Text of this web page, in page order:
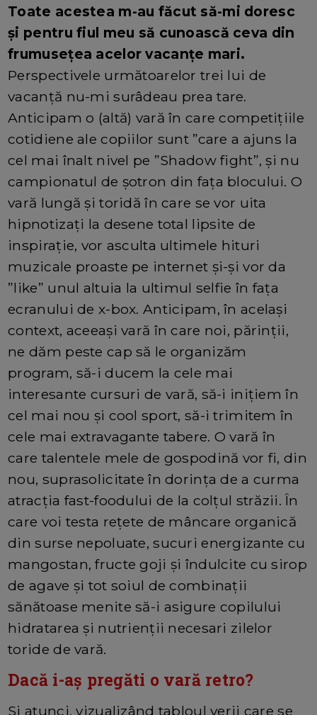
Toate acestea m-au făcut să-mi doresc
și pentru fiul meu să cunoască ceva din
frumusețea acelor vacanțe mari.
Perspectivele următoarelor trei lui de
vacanță nu-mi surâdeau prea tare.
Anticipam o (altă) vară în care competițiile
cotidiene ale copiilor sunt ”care a ajuns la
cel mai înalt nivel pe ”Shadow fight”, și nu
campionatul de șotron din fața blocului. O
vară lungă și toridă în care se vor uita
hipnotizați la desene total lipsite de
inspirație, vor asculta ultimele hituri
muzicale proaste pe internet și-și vor da
”like” unul altuia la ultimul selfie în fața
ecranului de x-box. Anticipam, în același
context, aceeași vară în care noi, părinții,
ne dăm peste cap să le organizăm
program, să-i ducem la cele mai
interesante cursuri de vară, să-i inițiem în
cel mai nou și cool sport, să-i trimitem în
cele mai extravagante tabere. O vară în
care talentele mele de gospodină vor fi, din
nou, suprasolicitate în dorința de a curma
atracția fast-foodului de la colțul străzii. În
care voi testa rețete de mâncare organică
din surse nepoluate, sucuri energizante cu
mangostan, fructe goji și îndulcite cu sirop
de agave și tot soiul de combinații
sănătoase menite să-i asigure copilului
hidratarea și nutrienții necesari zilelor
toride de vară.
Dacă i-aș pregăti o vară retro?
Si atunci, vizualizând tabloul verii care se